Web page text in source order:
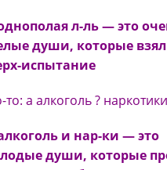
л-ль — это
души, которые
испытание
то: а алкоголь ?
и нар-ки — это
души, которые